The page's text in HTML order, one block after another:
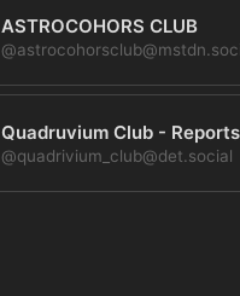
ASTROCOHORS CLUB
Quadruvium Club - Reports
@quadrivium_club@det.social